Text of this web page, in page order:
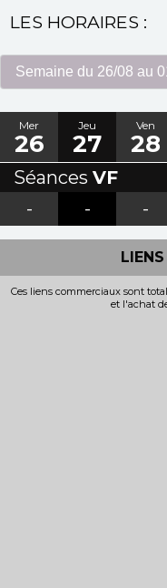
LES HORAIRES :
Mer
26
Jeu
27
Ven
28
Séances VF
-
- -
Ces liens commerciaux sont
et l'achat